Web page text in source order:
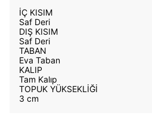
İÇ KISIM
Saf Deri
DIŞ KISIM
Saf Deri
TABAN
Eva Taban
KALIP
Tam Kalıp
TOPUK YÜKSEKLİĞİ
3 cm